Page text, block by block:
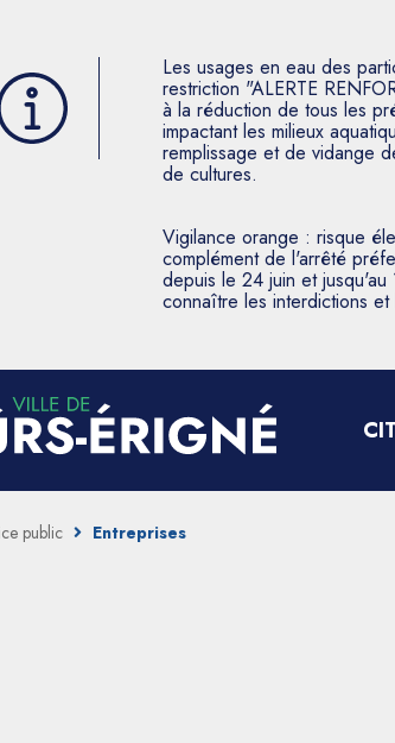
Les usages en eau des
restriction "ALERTE
à la réduction de tous les
impactant les milieux
remplissage et de vidange
de cultures.
Vigilance orange : risque
complément de l'arrêté
depuis le 24 juin et
connaître les interdictions
public Entreprises